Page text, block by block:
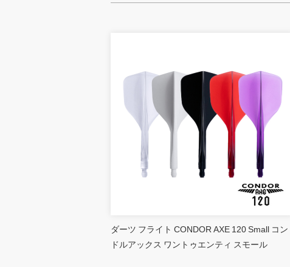
ダーツ フライト CONDOR AXE 120 Small コン
ドルアックス ワントゥエンティ スモール